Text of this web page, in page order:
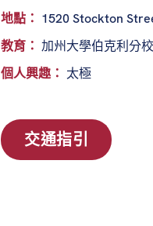
地點： 1520 Stockton
教育： 加州大學伯克利分
個人興趣： 太極
交通指引